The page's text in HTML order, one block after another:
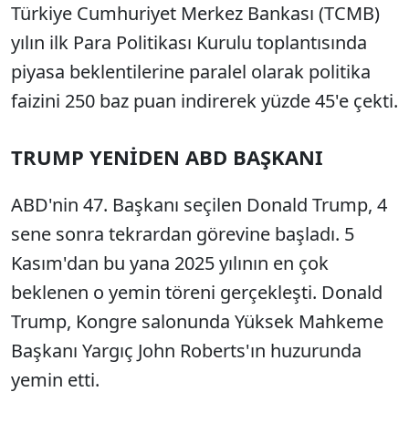
Türkiye Cumhuriyet Merkez Bankası (TCMB)
yılın ilk Para Politikası Kurulu toplantısında
piyasa beklentilerine paralel olarak politika
faizini 250 baz puan indirerek yüzde 45'e çekti.
TRUMP YENİDEN ABD BAŞKANI
ABD'nin 47. Başkanı seçilen Donald Trump, 4
sene sonra tekrardan görevine başladı. 5
Kasım'dan bu yana 2025 yılının en çok
beklenen o yemin töreni gerçekleşti. Donald
Trump, Kongre salonunda Yüksek Mahkeme
Başkanı Yargıç John Roberts'ın huzurunda
yemin etti.